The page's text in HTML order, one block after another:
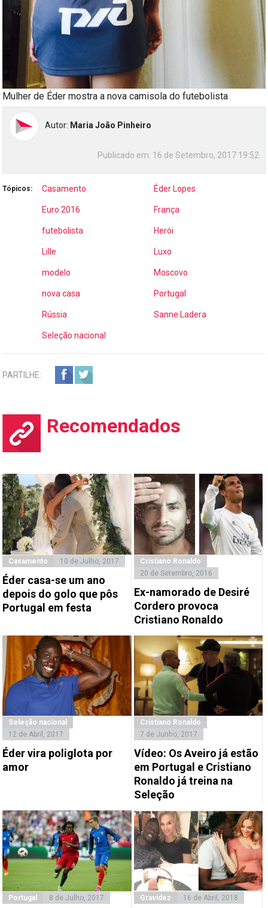
Mulher de Éder mostra a nova camisola do futebolista
Autor: Maria João Pinheiro
Publicado em: 16 de Setembro, 2017 19:52
Tópicos: Casamento Éder Lopes
Euro 2016 França
futebolista Herói
Lille Luxo
modelo Moscovo
nova casa Portugal
Rússia Sanne Ladera
Seleção nacional
PARTILHE:
Recomendados
Casamento 10 de Julho, 2017
Éder casa-se um ano
depois do golo que pôs
Portugal em festa
Cristiano Ronaldo
20 de Setembro, 2016
Ex-namorado de Desiré
Cordero provoca
Cristiano Ronaldo
Seleção nacional
12 de Abril, 2017
Éder vira poliglota por
amor
Cristiano Ronaldo
7 de Junho, 2017
Vídeo: Os Aveiro já estão
em Portugal e Cristiano
Ronaldo já treina na
Seleção
Portugal 8 de Julho, 2017 Gravidez 16 de Abril, 2018